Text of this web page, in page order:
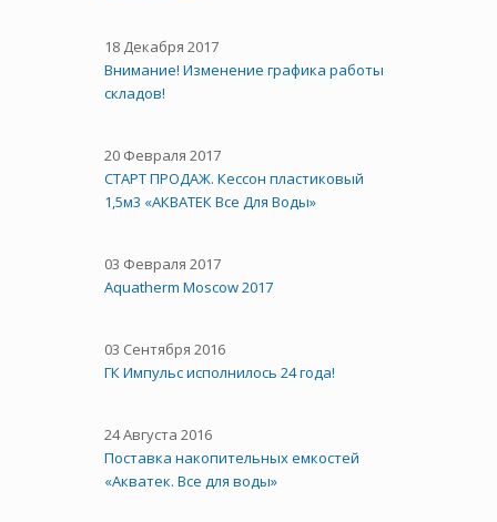
18 Декабря 2017
Внимание! Изменение графика работы
складов!
20 Февраля 2017
СТАРТ ПРОДАЖ. Кессон пластиковый
1,5м3 «АКВАТЕК Все Для Воды»
03 Февраля 2017
Aquatherm Moscow 2017
03 Сентября 2016
ГК Импульс исполнилось 24 года!
24 Августа 2016
Поставка накопительных емкостей
«Акватек. Все для воды»